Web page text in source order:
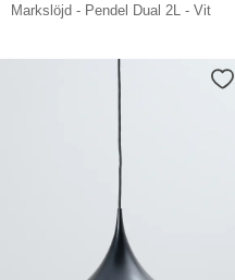
Markslöjd - Pendel Dual 2L - Vit